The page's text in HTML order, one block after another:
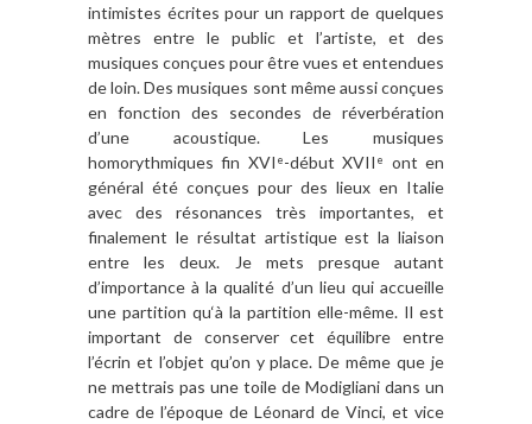
intimistes écrites pour un rapport de quelques
mètres entre le public et l’artiste, et des
musiques conçues pour être vues et entendues
de loin. Des musiques sont même aussi conçues
en fonction des secondes de réverbération
d’une acoustique. Les musiques
homorythmiques fin XVI e-début XVII e
ont en
général été conçues pour des lieux en Italie
avec des résonances très importantes, et
finalement le résultat artistique est la liaison
entre les deux. Je mets presque autant
d’importance à la qualité d’un lieu qui accueille
une partition qu‘à la partition elle-même. Il est
important de conserver cet équilibre entre
l’écrin et l’objet qu’on y place. De même que je
ne mettrais pas une toile de Modigliani dans un
cadre de l’époque de Léonard de Vinci, et vice